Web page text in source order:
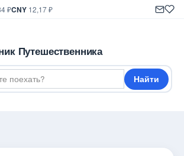
₽CNY 12,17 ₽
Путешественника
Найти